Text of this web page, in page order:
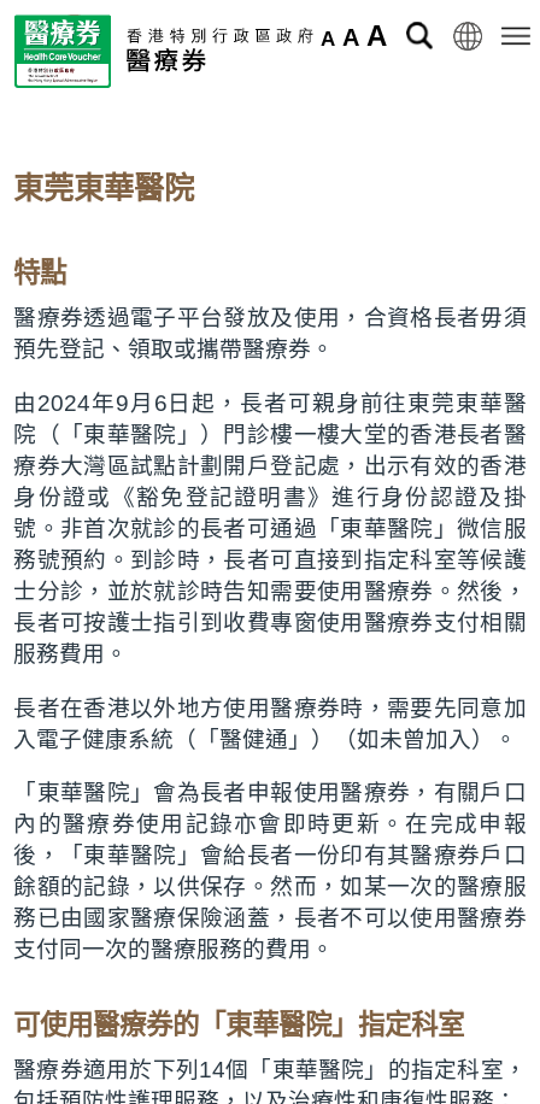
A A A
東莞東華醫院
特點
醫療券透過電子平台發放及使用，合資格長者毋須
預先登記、領取或攜帶醫療券。
由2024年9月6日起，長者可親身前往東莞東華醫
院（「東華醫院」）門診樓一樓大堂的香港長者醫
療券大灣區試點計劃開戶登記處，出示有效的香港
身份證或《豁免登記證明書》進行身份認證及掛
號。非首次就診的長者可通過「東華醫院」微信服
務號預約。到診時，長者可直接到指定科室等候護
士分診，並於就診時告知需要使用醫療券。然後，
長者可按護士指引到收費專窗使用醫療券支付相關
服務費用。
長者在香港以外地方使用醫療券時，需要先同意加
入電子健康系統（「醫健通」）（如未曾加入）。
「東華醫院」會為長者申報使用醫療券，有關戶口
內的醫療券使用記錄亦會即時更新。在完成申報
後，「東華醫院」會給長者一份印有其醫療券戶口
餘額的記錄，以供保存。然而，如某一次的醫療服
務已由國家醫療保險涵蓋，長者不可以使用醫療券
支付同一次的醫療服務的費用。
可使用醫療券的「東華醫院」指定科室
醫療券適用於下列14個「東華醫院」的指定科室，